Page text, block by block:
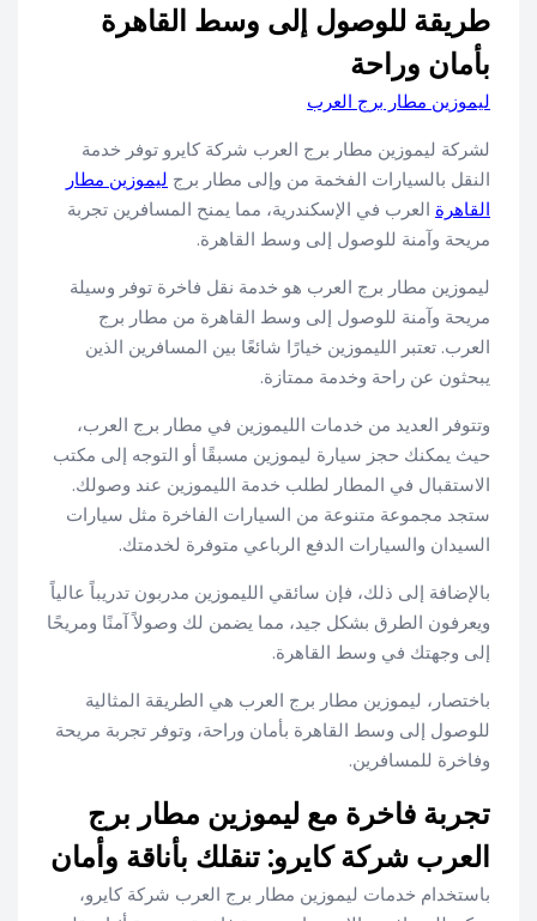
طريقة للوصول إلى وسط القاهرة
بأمان وراحة
ليموزين مطار برج العرب
لشركة ليموزين مطار برج العرب شركة كايرو توفر خدمة
النقل بالسيارات الفخمة من وإلى مطار برج ليموزين مطار
القاهرة العرب في الإسكندرية، مما يمنح المسافرين تجربة
مريحة وآمنة للوصول إلى وسط القاهرة.
ليموزين مطار برج العرب هو خدمة نقل فاخرة توفر وسيلة
مريحة وآمنة للوصول إلى وسط القاهرة من مطار برج
العرب. تعتبر الليموزين خيارًا شائعًا بين المسافرين الذين
يبحثون عن راحة وخدمة ممتازة.
وتتوفر العديد من خدمات الليموزين في مطار برج العرب،
حيث يمكنك حجز سيارة ليموزين مسبقًا أو التوجه إلى مكتب
الاستقبال في المطار لطلب خدمة الليموزين عند وصولك.
ستجد مجموعة متنوعة من السيارات الفاخرة مثل سيارات
السيدان والسيارات الدفع الرباعي متوفرة لخدمتك.
بالإضافة إلى ذلك، فإن سائقي الليموزين مدربون تدريباً عالياً
ويعرفون الطرق بشكل جيد، مما يضمن لك وصولاً آمنًا ومريحًا
إلى وجهتك في وسط القاهرة.
باختصار، ليموزين مطار برج العرب هي الطريقة المثالية
للوصول إلى وسط القاهرة بأمان وراحة، وتوفر تجربة مريحة
وفاخرة للمسافرين.
تجربة فاخرة مع ليموزين مطار برج
العرب شركة كايرو: تنقلك بأناقة وأمان
باستخدام خدمات ليموزين مطار برج العرب شركة كايرو،